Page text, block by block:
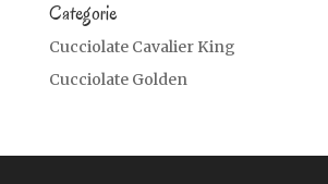
Categorie
Cucciolate Cavalier King
Cucciolate Golden